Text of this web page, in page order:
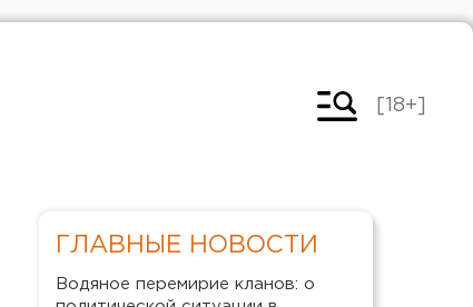
[18+]
ГЛАВНЫЕ НОВОСТИ
Водяное перемирие кланов: о